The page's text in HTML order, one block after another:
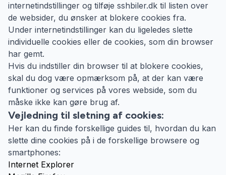
internetindstillinger og tilføje sshbiler.dk til listen over
de websider, du ønsker at blokere cookies fra.
Under internetindstillinger kan du ligeledes slette
individuelle cookies eller de cookies, som din browser
har gemt.
Hvis du indstiller din browser til at blokere cookies,
skal du dog være opmærksom på, at der kan være
funktioner og services på vores webside, som du
måske ikke kan gøre brug af.
Vejledning til sletning af cookies:
Her kan du finde forskellige guides til, hvordan du kan
slette dine cookies på i de forskellige browsere og
smartphones:
Internet Explorer